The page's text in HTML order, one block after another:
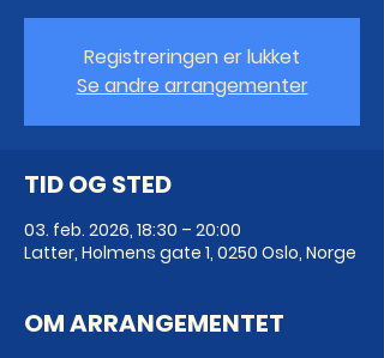
Registreringen er lukket
Se andre arrangementer
TID OG STED
03. feb. 2026, 18:30 – 20:00
Latter, Holmens gate 1, 0250 Oslo, Norge
OM ARRANGEMENTET